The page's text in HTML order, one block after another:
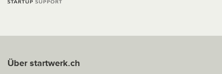
Über startwerk.ch